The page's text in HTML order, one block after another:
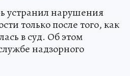
устранил нарушения
только после того, как
в суд. Об этом
надзорного